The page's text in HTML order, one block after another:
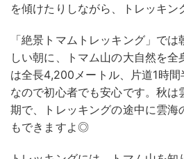
を傾けたりしながら、トレッキン
「絶景トマムトレッキング」で
しい朝に、トマム山の大自然を全
は全長4,200メートル、片道1時
なので初心者でも安心です。秋は
期で、トレッキングの途中に雲海
もできますよ◎